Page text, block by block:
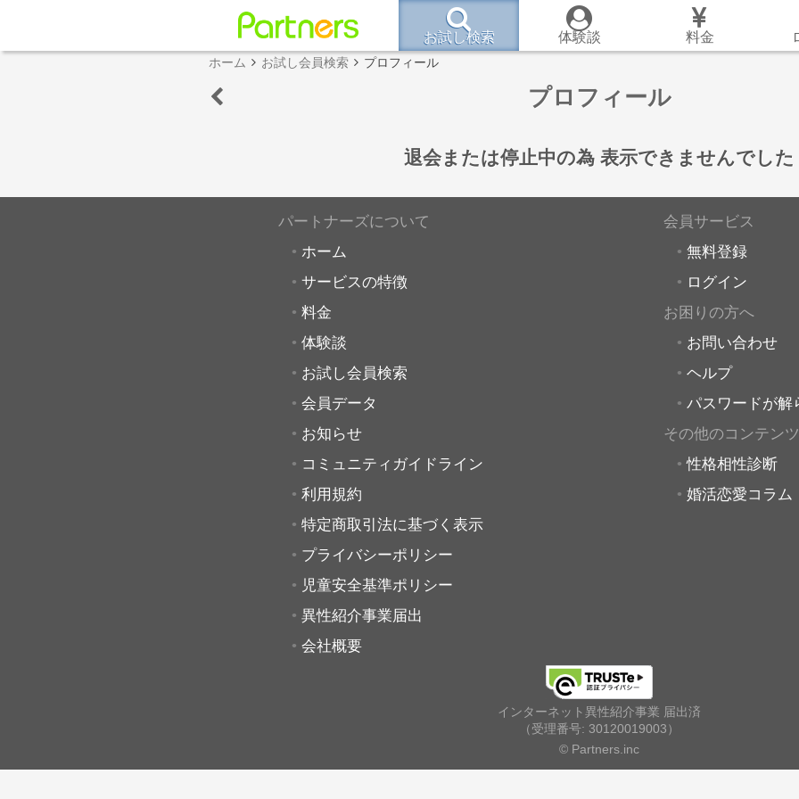
お試し検索 体験談 料金
ホーム お試し会員検索 プロフィール
プロフィール
退会または停止中の為 表示できませんでした
パートナーズについて
ホーム
サービスの特徴
料金
体験談
お試し会員検索
会員データ
お知らせ
コミュニティガイドライン
利用規約
特定商取引法に基づく表示
プライバシーポリシー
児童安全基準ポリシー
異性紹介事業届出
会社概要
会員サービス
無料登録
ログイン
お困りの方へ
お問い合わせ
ヘルプ
パスワードが解
その他のコンテンツ
性格相性診断
婚活恋愛コラム
インターネット異性紹介事業 届出済
（受理番号: 30120019003）
© Partners.inc